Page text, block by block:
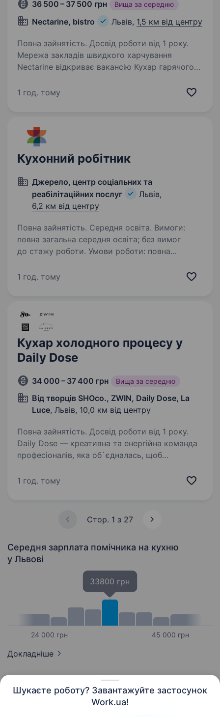
Шукаєте роботу? Завантажуйте застосунок
Work.ua!
36 500 – 37 500 грн Вища за середню
Nectarine, bistro Львів, 1,5 км від центру
Повна зайнятість. Досвід роботи від 1 року.
Мережа закладів швидкого харчування
Nectarine відкриває вакансію Кухар гарячого
швидкого харчування, яка вже завоювала
1 год. тому
Кухонний робітник
Джерело, центр соціальних та
реабілітаційних послуг
Львів,
6,2 км від центру
Повна зайнятість. Середня освіта. Вим​оги:
повна загальна середня освіта; без вимог
до стажу роботи. Умови роботи: повна
роботи 07:00 — 15:30 Обов’язки: Забезпечує
1 год. тому
Кухар холодного процесу у
Daily Dose
34 000 – 37 400 грн Вища за середню
Від творців SHOco., ZWIN, Daily Dose, La
Luce, Львів, 10,0 км від центру
Повна зайнятість. Досвід роботи від 1 року.
Daily Dose — креативна та енергійна команда
професіоналів, яка об`єдналась, щоб
нашим гостям. Локація, де тебе вже чекають:
1 год. тому
Стор. 1 з 27
Середня зарплата помічника на кухню
у Львові
24 000 грн
33800 грн
45 000 грн
Докладніше